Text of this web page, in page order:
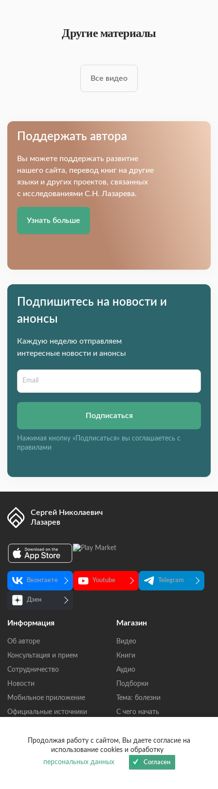
Другие материалы
Все видео
Поддержать автора
Вы можете поддержать развитие
нашего сайта, перевод книг на другие
языки и других проектов, связанных
с исследованиями С.Н. Лазарева.
Узнать больше
Подпишитесь на новости и
анонсы
Каждую неделю отправляем
интересные новости и анонсы
Подписаться
Нажимая кнопку «Подписаться» вы соглашаетесь с
правилами
Сергей Николаевич
Лазарев
Вконтакте Youtube Telegram
Дзен
Информация
Об авторе
Консультация и прием
Сотрудничество
Новости
Мобильное приложение
Официальные источники
Политика
конфиденциальности
Пользовательское
Магазин
Видео
Книги
Аудио
Подборки
Тема: болезни
С чего начать
Продолжая работу с сайтом, Вы даете согласие на
использование cookies и обработку
персональных данных
Согласен